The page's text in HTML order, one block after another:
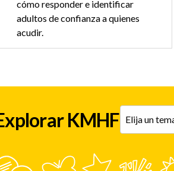
cómo responder e identificar
adultos de confianza a quienes
acudir.
KMHF